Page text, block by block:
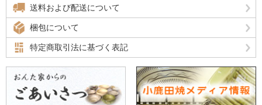
送料および配送について
梱包について
特定商取引法に基づく表記